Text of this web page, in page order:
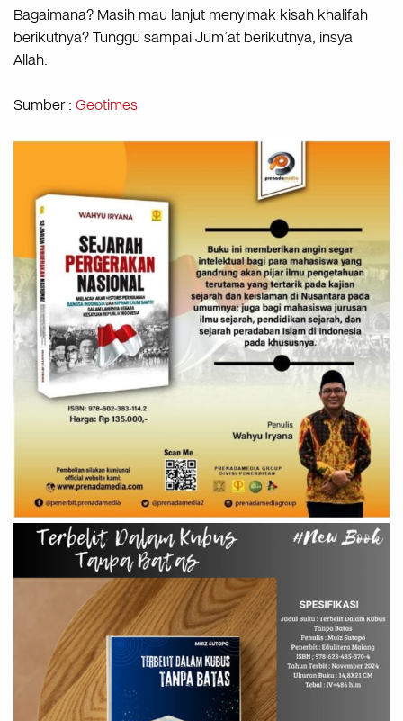
Bagaimana? Masih mau lanjut menyimak kisah khalifah
berikutnya? Tunggu sampai Jum’at berikutnya, insya
Allah.
Sumber : Geotimes